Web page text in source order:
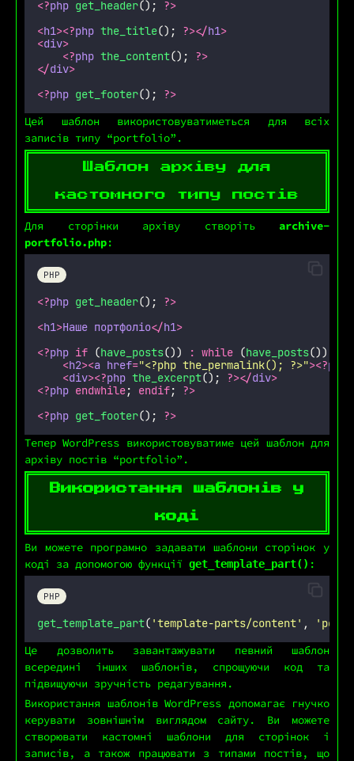
<?php get_header(); ?>
<h1><?php the_title(); ?></h1>
<div>
<?php the_content(); ?>
</div>
<?php get_footer(); ?>
Цей шаблон використовуватиметься для всіх
записів типу “portfolio”.
Шаблон архіву для
кастомного типу постів
Для сторінки архіву створіть archive-
portfolio.php:
PHP
<?php get_header(); ?>
<h1>Наше портфоліо</h1>
<?php if (have_posts()) : while (have_posts())
<h2><a href="<?php the_permalink(); ?>"><?php
<div><?php the_excerpt(); ?></div>
<?php endwhile; endif; ?>
<?php get_footer(); ?>
Тепер WordPress використовуватиме цей шаблон для
архіву постів “portfolio”.
Використання шаблонів у
коді
Ви можете програмно задавати шаблони сторінок у
коді за допомогою функції get_template_part() :
PHP
get_template_part( 'template-parts/content' , '
Це дозволить завантажувати певний шаблон
всередині інших шаблонів, спрощуючи код та
підвищуючи зручність редагування.
Використання шаблонів WordPress допомагає гнучко
керувати зовнішнім виглядом сайту. Ви можете
створювати кастомні шаблони для сторінок і
записів, а також працювати з типами постів, що